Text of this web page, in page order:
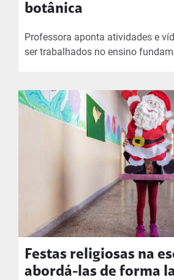
botânica
Professora aponta atividades e
ser trabalhados no ensino
Festas religiosas na
abordá-las de forma